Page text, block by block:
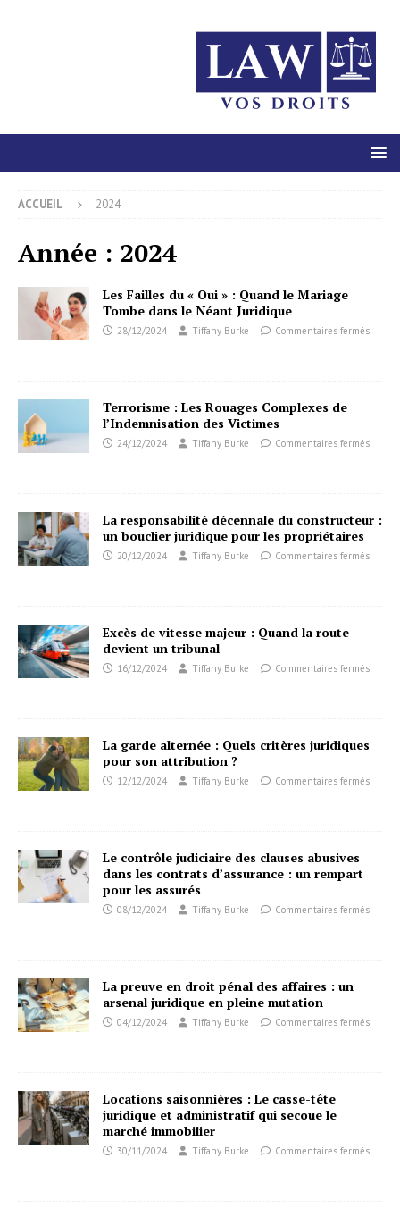
ACCUEIL 2024
Année : 2024
Les Failles du « Oui » : Quand le Mariage
Tombe dans le Néant Juridique
28/12/2024 Tiffany Burke Commentaires fermés
Terrorisme : Les Rouages Complexes de
l’Indemnisation des Victimes
24/12/2024 Tiffany Burke Commentaires fermés
La responsabilité décennale du constructeur :
un bouclier juridique pour les propriétaires
20/12/2024 Tiffany Burke Commentaires fermés
Excès de vitesse majeur : Quand la route
devient un tribunal
16/12/2024 Tiffany Burke Commentaires fermés
La garde alternée : Quels critères juridiques
pour son attribution ?
12/12/2024 Tiffany Burke Commentaires fermés
Le contrôle judiciaire des clauses abusives
dans les contrats d’assurance : un rempart
pour les assurés
08/12/2024 Tiffany Burke Commentaires fermés
La preuve en droit pénal des affaires : un
arsenal juridique en pleine mutation
04/12/2024 Tiffany Burke Commentaires fermés
Locations saisonnières : Le casse-tête
juridique et administratif qui secoue le
marché immobilier
30/11/2024 Tiffany Burke Commentaires fermés